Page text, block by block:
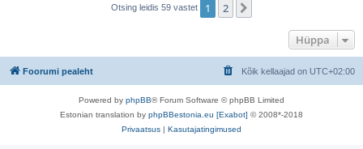
Otsing leidis 59 vastet 1 2
Hüppa
Foorumi pealeht Kõik kellaajad on UTC+02:00
Powered by phpBB® Forum Software © phpBB Limited
Estonian translation by phpBBestonia.eu [Exabot] © 2008*-2018
Privaatsus | Kasutajatingimused